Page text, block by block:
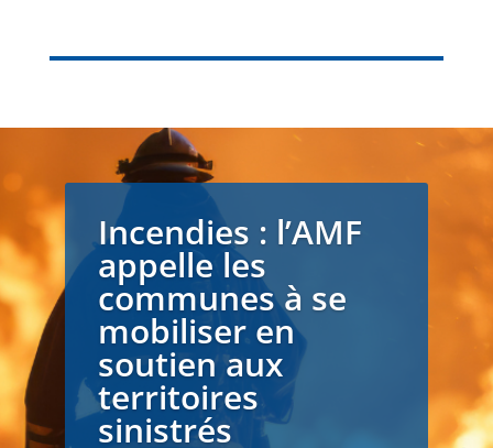
Incendies : l’AMF
appelle les
communes à se
mobiliser en
soutien aux
territoires
sinistrés